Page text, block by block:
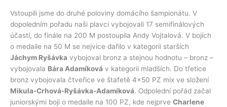
Vstoupili jsme do druhé poloviny domácího šampionátu. V
dopoledním pořadu naši plavci vybojovali 17 semifinálových
účastí, do finále na 200 M postoupila Andy Vojtalová. V bojích
o medaile na 50 M se nejvíce dařilo v kategorii starších
Jáchym Ryšávka vybojoval bronz a stejnou hodnotu – bronz –
vybojovala Bára Adamíková v kategorii mladších. Do třetice
bronz vybojovala čtveřice ve štafetě 4×50 PZ mix ve složení
Mikula-Crhová-Ryšávka-Adamíková. Odpolední pořád začal
juniorskými boji o medaile na 100 PZ, kde nejprve Charlene